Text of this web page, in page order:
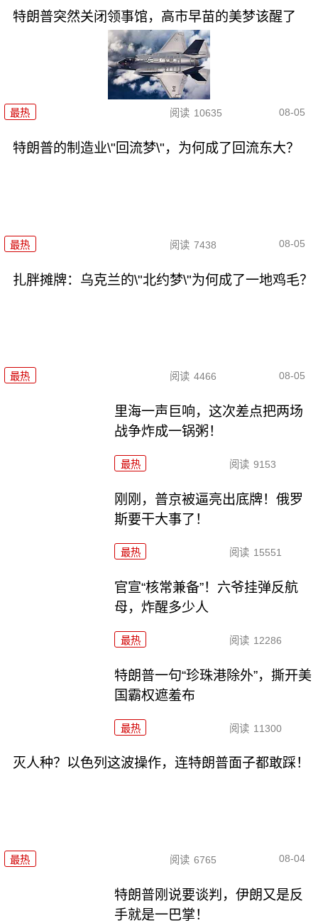
特朗普突然关闭领事馆，高市早苗的美梦该醒了
最热 阅读 10635 08-05
特朗普的制造业\"回流梦\"，为何成了回流东大？
最热 阅读 7438 08-05
扎胖摊牌：乌克兰的\"北约梦\"为何成了一地鸡毛？
最热 阅读 4466 08-05
里海一声巨响，这次差点把两场
战争炸成一锅粥！
最热 阅读 9153
刚刚，普京被逼亮出底牌！俄罗
斯要干大事了！
最热 阅读 15551
官宣“核常兼备”！六爷挂弹反航
母，炸醒多少人
最热 阅读 12286
特朗普一句“珍珠港除外”，撕开美
国霸权遮羞布
最热 阅读 11300
灭人种？以色列这波操作，连特朗普面子都敢踩！
最热 阅读 6765 08-04
特朗普刚说要谈判，伊朗又是反
手就是一巴掌！